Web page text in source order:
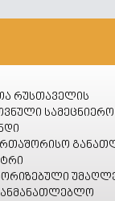
რუსთაველის
სამეცნიერო